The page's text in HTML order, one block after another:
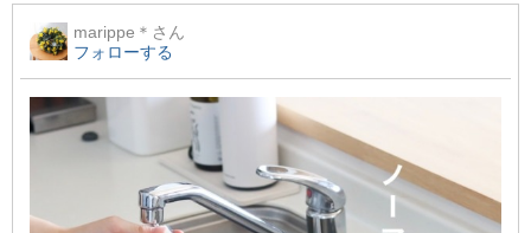
marippe＊ さん
フォローする